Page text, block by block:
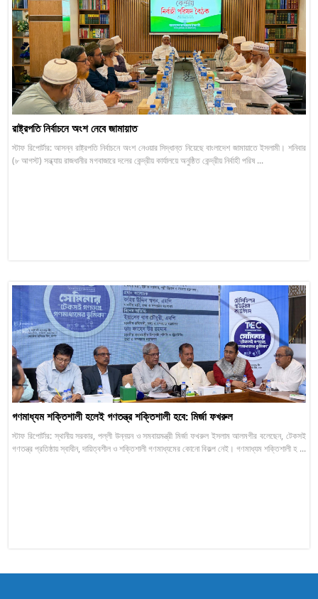
রাষ্ট্রপতি নির্বাচনে অংশ নেবে জামায়াত
স্টাফ রিপোর্টার: আসন্ন রাষ্ট্রপতি নির্বাচনে অংশ নেওয়ার সিদ্ধান্ত নিয়েছে বাংলাদেশ জামায়াতে ইসলামী। শনিবার
(৮ আগস্ট) সন্ধ্যায় রাজধানীর মগবাজারে দলের কেন্দ্রীয় কার্যালয়ে অনুষ্ঠিত কেন্দ্রীয় নির্বাহী পরিষ ...
গণমাধ্যম শক্তিশালী হলেই গণতন্ত্র শক্তিশালী হবে: মির্জা ফখরুল
স্টাফ রিপোর্টার: স্থানীয় সরকার, পল্লী উন্নয়ন ও সমবায়মন্ত্রী মির্জা ফখরুল ইসলাম আলমগীর বলেছেন, টেকসই
গণতন্ত্র প্রতিষ্ঠায় স্বাধীন, দায়িত্বশীল ও শক্তিশালী গণমাধ্যমের কোনো বিকল্প নেই। গণমাধ্যম শক্তিশালী হ ...